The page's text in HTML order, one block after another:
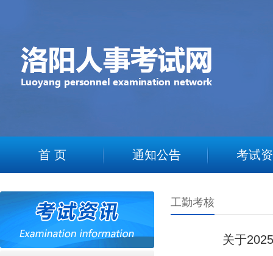
首 页 通知公告 考试
工勤考核
关于